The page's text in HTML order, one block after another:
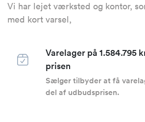
Vi har lejet værksted og kontor,
med kort varsel,
Varelager på 1.584.795
prisen
Sælger tilbyder at få
del af udbudsprisen.